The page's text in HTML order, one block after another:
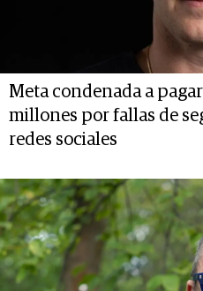
Meta condenada a
millones por fallas de
redes sociales